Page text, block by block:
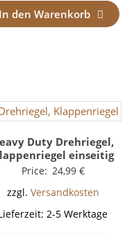
In den Warenkorb
Duty Drehriegel,
einseitig
Price: 24,99 €
zzgl. Versandkosten
2-5 Werktage